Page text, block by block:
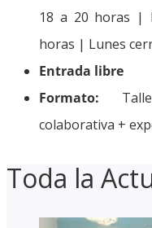
18 a 20 horas |
horas | Lunes
Entrada libre
Formato:
colaborativa +
Toda la